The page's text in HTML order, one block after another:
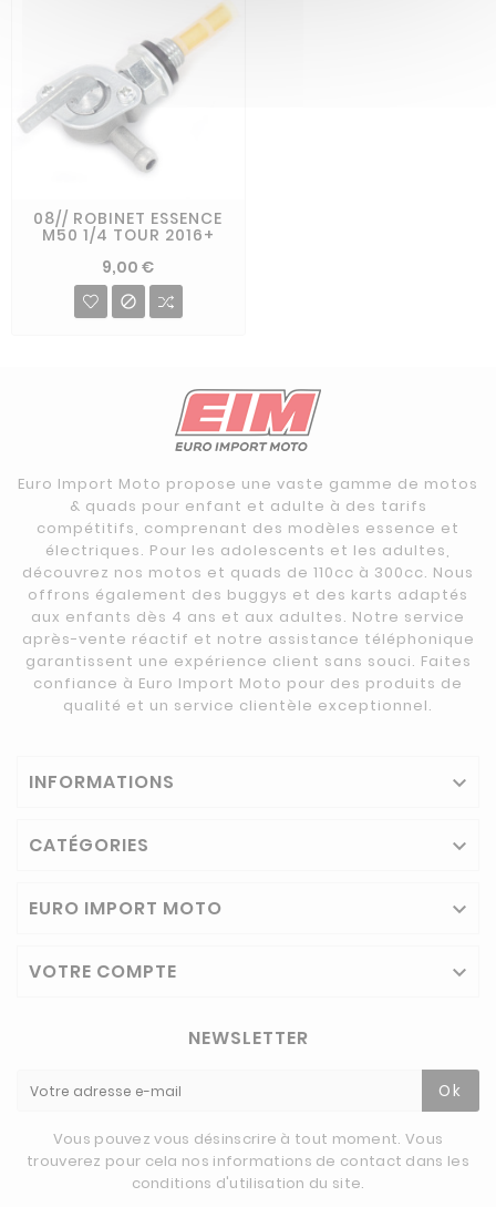
08// ROBINET ESSENCE
M50 1/4 TOUR 2016+
9,00 €

Euro Import Moto propose une vaste gamme de motos
& quads pour enfant et adulte à des tarifs
compétitifs, comprenant des modèles essence et
électriques. Pour les adolescents et les adultes,
découvrez nos motos et quads de 110cc à 300cc. Nous
offrons également des buggys et des karts adaptés
aux enfants dès 4 ans et aux adultes. Notre service
après-vente réactif et notre assistance téléphonique
garantissent une expérience client sans souci. Faites
confiance à Euro Import Moto pour des produits de
qualité et un service clientèle exceptionnel.
INFORMATIONS 
CATÉGORIES 
EURO IMPORT MOTO 
VOTRE COMPTE 
NEWSLETTER
Ok
Vous pouvez vous désinscrire à tout moment. Vous
trouverez pour cela nos informations de contact dans les
conditions d'utilisation du site.